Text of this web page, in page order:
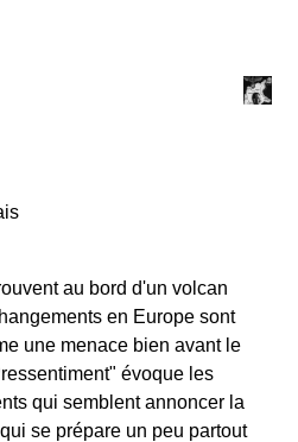
au bord d'un volcan
en Europe sont
une menace bien avant le
évoque les
qui semblent annoncer la
se prépare un peu partout